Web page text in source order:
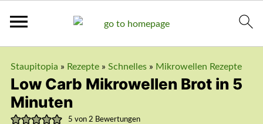
Staupitopia » Rezepte» Schnelles» Mikrowellen Rezepte
Low Carb Mikrowellen Brot in 5
Minuten
5 von 2 Bewertungen